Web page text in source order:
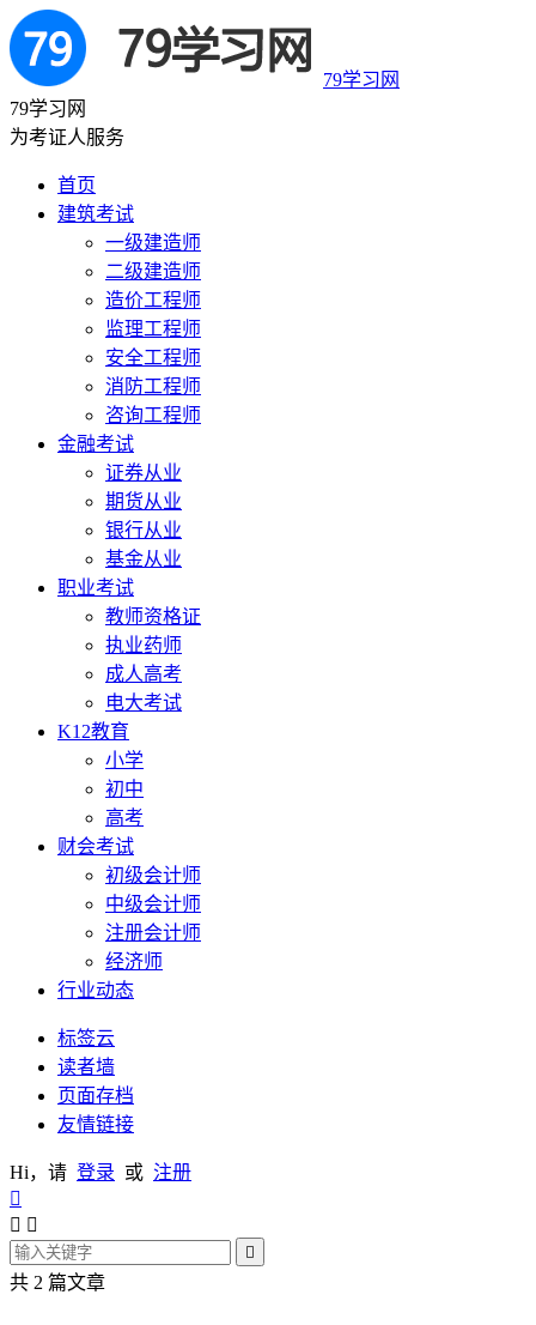
79学习网
79学习网
为考证人服务
首页
建筑考试
一级建造师
二级建造师
造价工程师
监理工程师
安全工程师
消防工程师
咨询工程师
金融考试
证券从业
期货从业
银行从业
基金从业
职业考试
教师资格证
执业药师
成人高考
电大考试
K12教育
小学
初中
高考
财会考试
初级会计师
中级会计师
注册会计师
经济师
行业动态
标签云
读者墙
页面存档
友情链接
Hi，请 登录 或 注册

 

共 2 篇文章